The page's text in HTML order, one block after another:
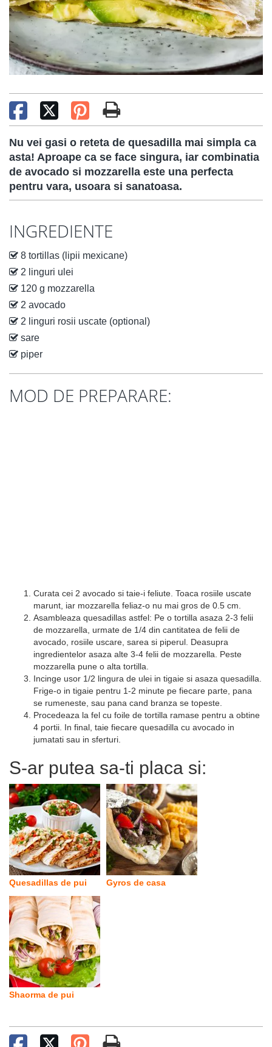
Nu vei gasi o reteta de quesadilla mai simpla ca
asta! Aproape ca se face singura, iar combinatia
de avocado si mozzarella este una perfecta
pentru vara, usoara si sanatoasa.
INGREDIENTE
8 tortillas (lipii mexicane)
2 linguri ulei
120 g mozzarella
2 avocado
2 linguri rosii uscate (optional)
sare
piper
MOD DE PREPARARE:
Curata cei 2 avocado si taie-i feliute. Toaca rosiile uscate
marunt, iar mozzarella feliaz-o nu mai gros de 0.5 cm.
Asambleaza quesadillas astfel: Pe o tortilla asaza 2-3 felii
de mozzarella, urmate de 1/4 din cantitatea de felii de
avocado, rosiile uscare, sarea si piperul. Deasupra
ingredientelor asaza alte 3-4 felii de mozzarella. Peste
mozzarella pune o alta tortilla.
Incinge usor 1/2 lingura de ulei in tigaie si asaza quesadilla.
Frige-o in tigaie pentru 1-2 minute pe fiecare parte, pana
se rumeneste, sau pana cand branza se topeste.
Procedeaza la fel cu foile de tortilla ramase pentru a obtine
4 portii. In final, taie fiecare quesadilla cu avocado in
jumatati sau in sferturi.
S-ar putea sa-ti placa si:
Quesadillas de pui Gyros de casa
Shaorma de pui